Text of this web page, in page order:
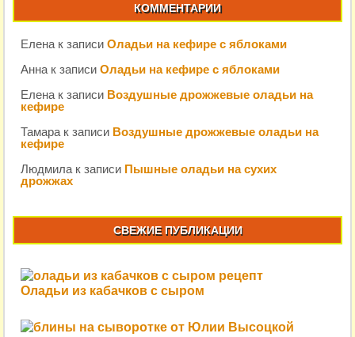
КОММЕНТАРИИ
Елена к записиОладьи на кефире с яблоками
Анна к записиОладьи на кефире с яблоками
Елена к записи Воздушные дрожжевые оладьи на
кефире
Тамара к записи Воздушные дрожжевые оладьи на
кефире
Людмила к записи Пышные оладьи на сухих
дрожжах
СВЕЖИЕ ПУБЛИКАЦИИ
Оладьи из кабачков с сыром